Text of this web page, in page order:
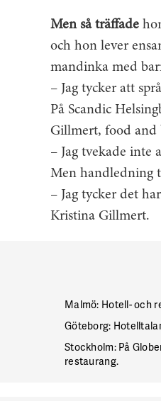
Men så träffade
och hon lever
mandinka med
– Jag tycker att
På Scandic
Gillmert, food and
– Jag tvekade inte
Men handledning
– Jag tycker det
Kristina Gillmert.
Malmö: Hotell- och
Göteborg:
Stockholm: På
restaurang.